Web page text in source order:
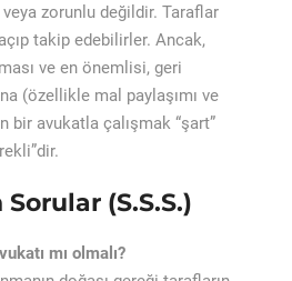
zorunlu değildir. Taraflar
takip edebilirler. Ancak,
ve en önemlisi, geri
(özellikle mal paylaşımı ve
bir avukatla çalışmak “şart”
(S.S.S.)
mı olmalı?